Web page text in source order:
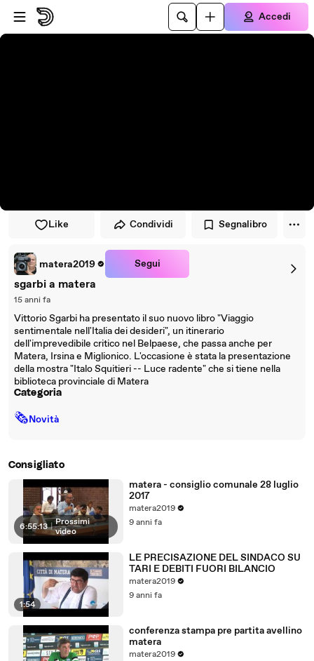
Vai al lettore
Passa al contenuto principale
Accedi
Like Condividi Segnalibro
matera2019 Segui
sgarbi a matera
15 anni fa
Vittorio Sgarbi ha presentato il suo nuovo libro "Viaggio
sentimentale nell'Italia dei desideri", un itinerario
dell'imprevedibile critico nel Belpaese, che passa anche per
Matera, Irsina e Miglionico. L'occasione è stata la presentazione
della mostra "Italo Squitieri -- Luce radente" che si tiene nella
biblioteca provinciale di Matera
Categoria
🗞Novità
Consigliato
6:55:13 | Prossimi
video
matera - consiglio comunale 28 luglio
2017
matera2019
9 anni fa
1:54
LE PRECISAZIONE DEL SINDACO SU
TARI E DEBITI FUORI BILANCIO
matera2019
9 anni fa
conferenza stampa pre partita avellino
matera
matera2019